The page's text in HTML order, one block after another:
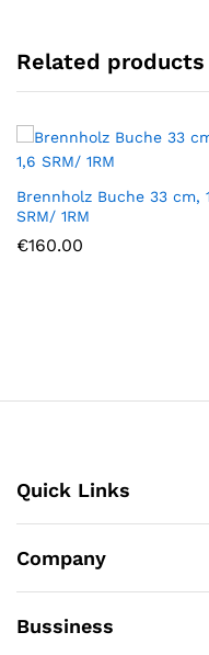
Related products
Brennholz Buche 33 cm,
SRM/ 1RM
€160.00
Quick Links
Company
Bussiness